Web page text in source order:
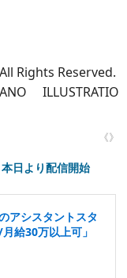
Rights Reserved.
ILLUSTRATIO
《》
日より配信開始
アシスタントスタ
給30万以上可」